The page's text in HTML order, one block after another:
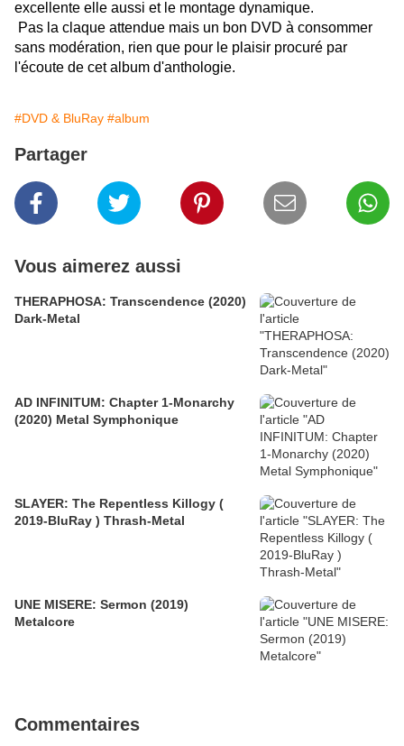
excellente elle aussi et le montage dynamique.
Pas la claque attendue mais un bon DVD à consommer
sans modération, rien que pour le plaisir procuré par
l'écoute de cet album d'anthologie.
#DVD & BluRay #album
Partager
Vous aimerez aussi
THERAPHOSA: Transcendence (2020)
Dark-Metal
AD INFINITUM: Chapter 1-Monarchy
(2020) Metal Symphonique
SLAYER: The Repentless Killogy (
2019-BluRay ) Thrash-Metal
UNE MISERE: Sermon (2019)
Metalcore
Commentaires